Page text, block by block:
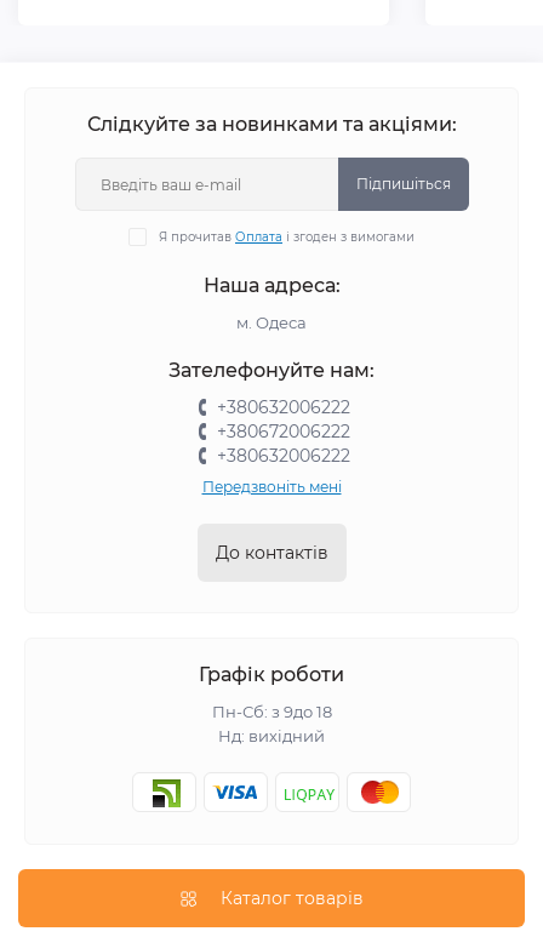
Слідкуйте за новинками та акціями:
Підпишіться
Я прочитав Оплата і згоден з вимогами
Наша адреса:
м. Одеса
Зателефонуйте нам:
+380632006222
+380672006222
+380632006222
Передзвоніть мені
До контактів
Графік роботи
Пн-Сб: з 9до 18
Нд: вихідний
Каталог товарів